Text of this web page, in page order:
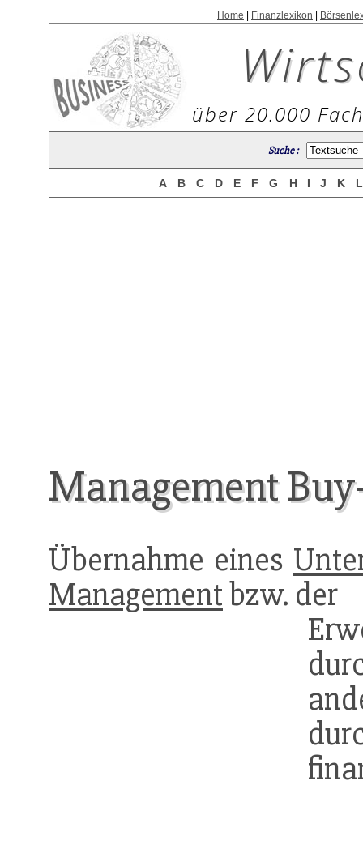
Home Finanzlexikon
über 20.000
Suche :
A B C D E F G H I J K
Management
Übernahme eines
Managementbzw. der